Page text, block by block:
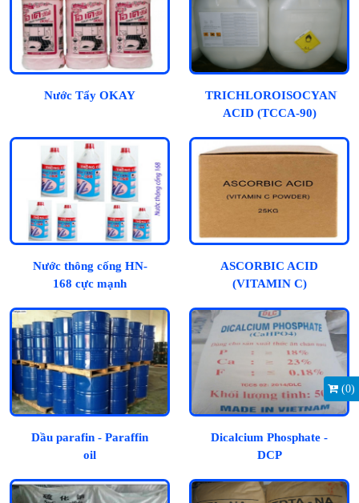
(0)
Nước Tẩy OKAY
ACID (TCCA-90)
Nước thông cống HN-
168 cực mạnh
ASCORBIC ACID
(VITAMIN C)
Dầu parafin - Paraffin
oil
Dicalcium Phosphate -
DCP